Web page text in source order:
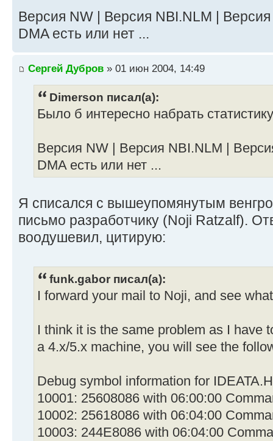
Версия NW | Версия NBI.NLM |
DMA есть или нет ...
Сергей Дубров » 01 июн 2004, 14:49
Dimerson писал(а):
Было б интересно набрать
Версия NW | Версия NBI.NLM |
DMA есть или нет ...
Я списался с вышеупомянутым
письмо разработчику (Noji Ratzalf).
воодушевил, цитирую:
funk.gabor писал(а):
I forward your mail to Noji, and see
I think it is the same problem as I have
a 4.x/5.x machine, you will see the
Debug symbol information for
10001: 25608086 with 06:00:00
10002: 25618086 with 06:04:00
10003: 244E8086 with 06:04:00